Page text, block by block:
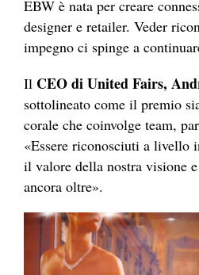
EBW è nata per creare
designer e retailer. Veder
impegno ci spinge a
Il CEO di United Fairs,
sottolineato come il premio
corale che coinvolge team,
«Essere riconosciuti a livello
il valore della nostra visione
ancora oltre».